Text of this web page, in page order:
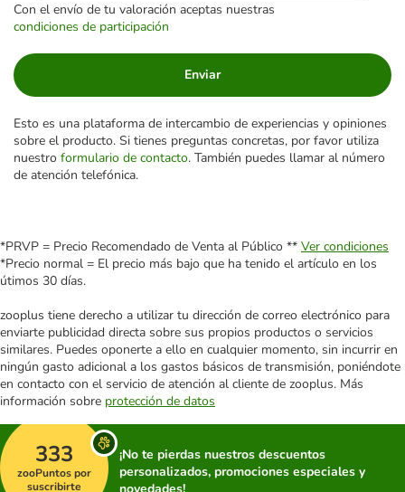
Con el envío de tu valoración aceptas nuestras
condiciones de participación
Enviar
Esto es una plataforma de intercambio de experiencias y opiniones
sobre el producto. Si tienes preguntas concretas, por favor utiliza
nuestro formulario de contacto. También puedes llamar al número
de atención telefónica.
*PRVP = Precio Recomendado de Venta al Público ** Ver condiciones
*Precio normal = El precio más bajo que ha tenido el artículo en los
útimos 30 días.
zooplus tiene derecho a utilizar tu dirección de correo electrónico para
enviarte publicidad directa sobre sus propios productos o servicios
similares. Puedes oponerte a ello en cualquier momento, sin incurrir en
ningún gasto adicional a los gastos básicos de transmisión, poniéndote
en contacto con el servicio de atención al cliente de zooplus. Más
información sobre protección de datos
333
zooPuntos por
suscribirte
¡No te pierdas nuestros descuentos
personalizados, promociones especiales y